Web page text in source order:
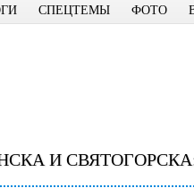
СПЕЦТЕМЫ ФОТО
И